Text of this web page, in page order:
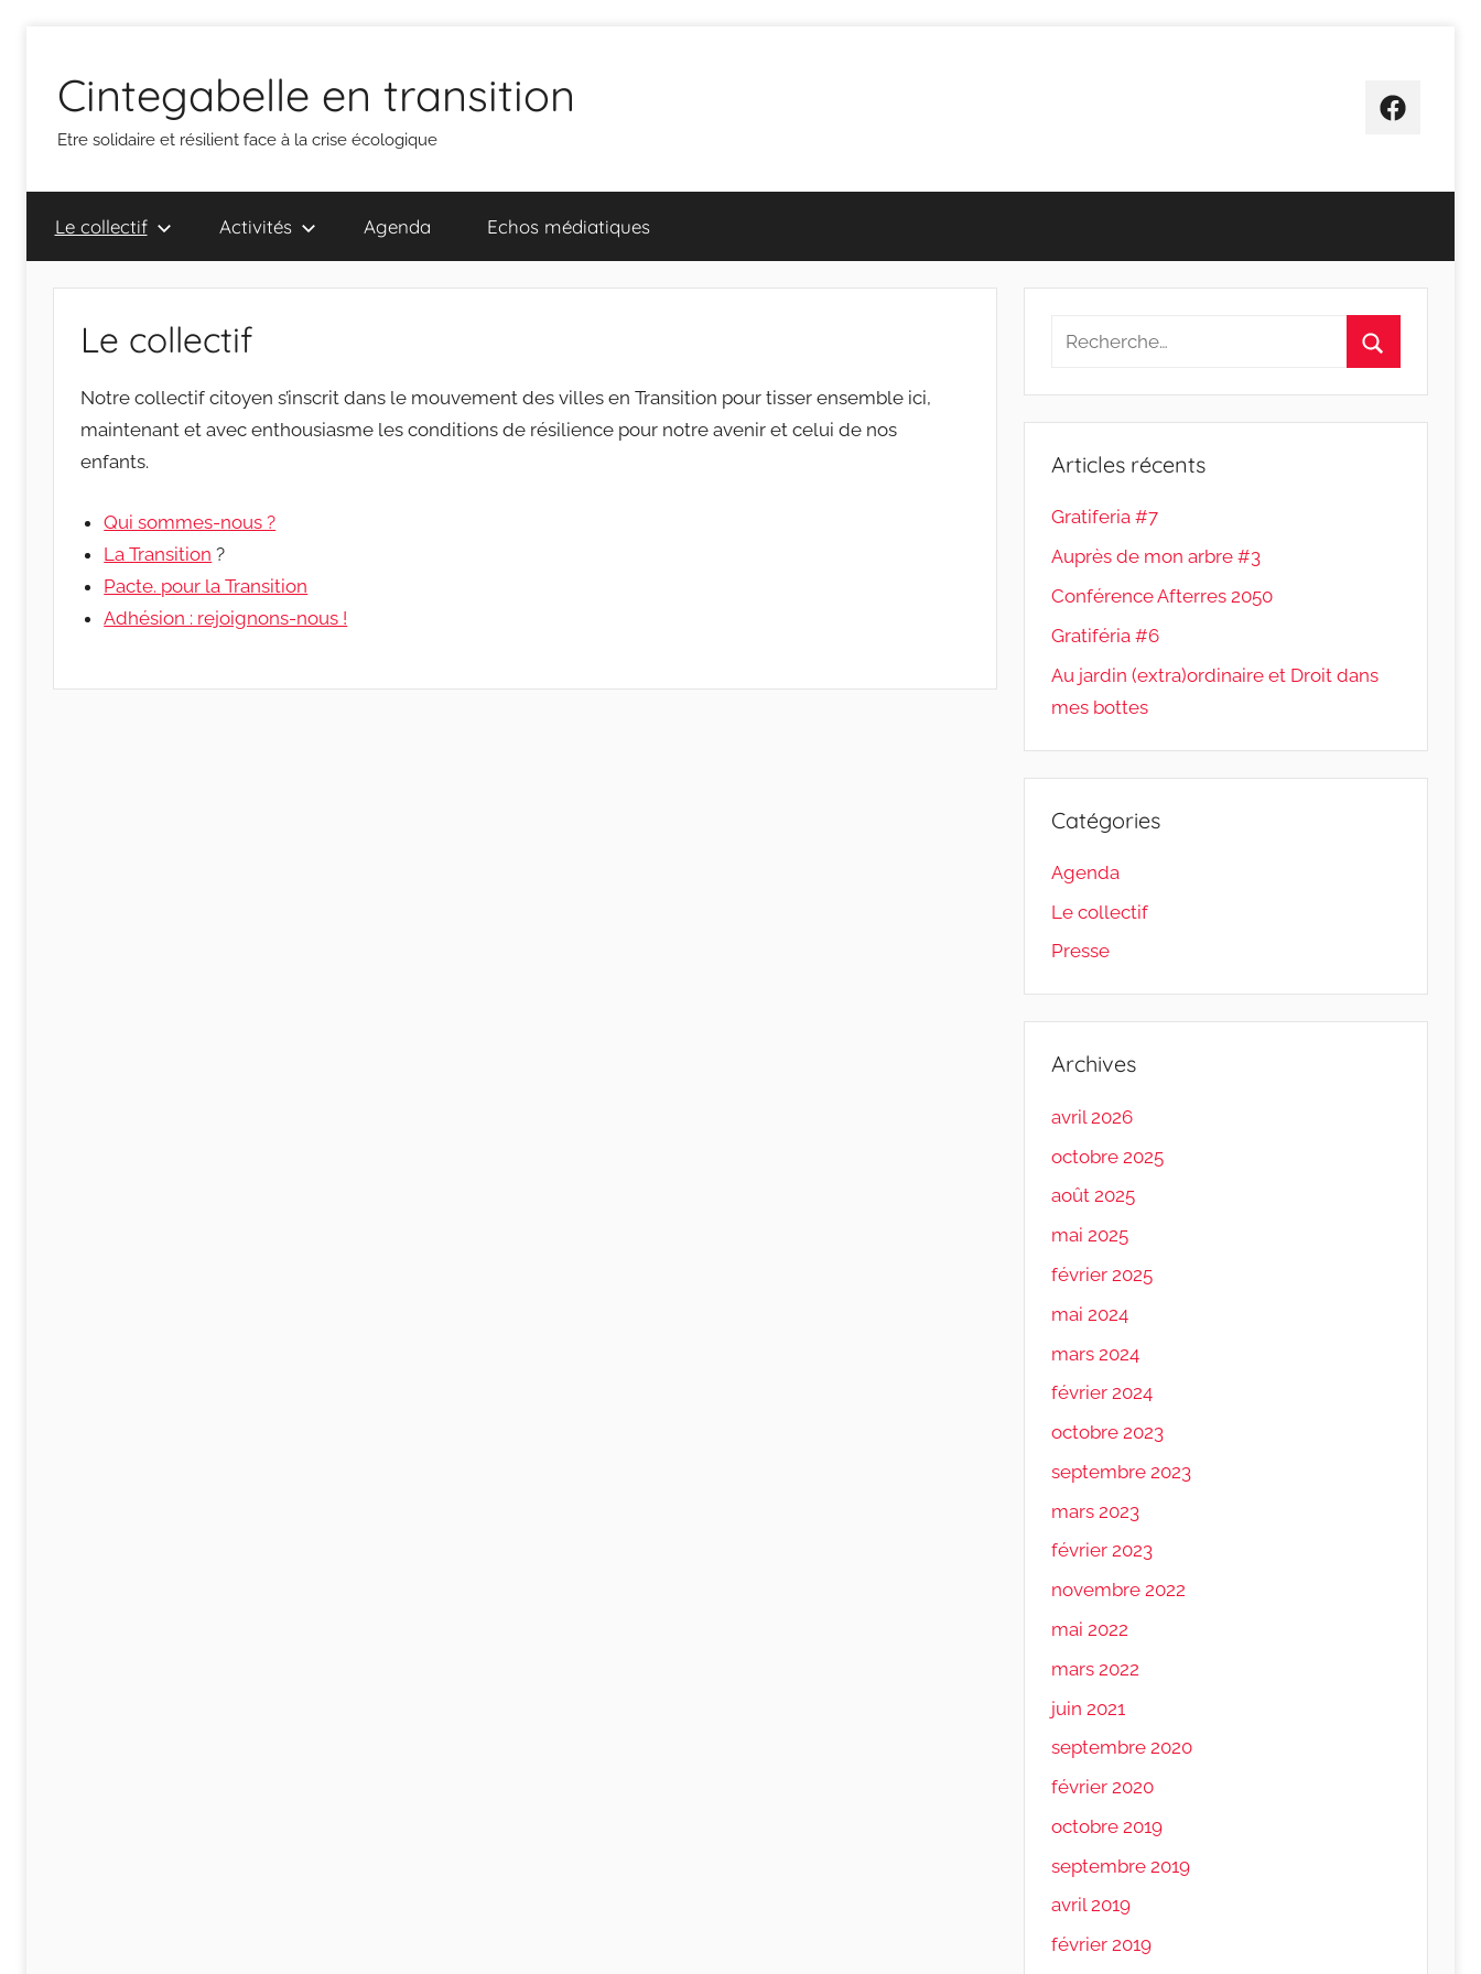
contenu
Cintegabelle en transition
Etre solidaire et résilient face à la crise écologique
Facebook
Le collectif Activités Agenda Echos médiatiques
Le collectif
Notre collectif citoyen s’inscrit dans le mouvement des villes en Transition pour tisser ensemble ici,
maintenant et avec enthousiasme les conditions de résilience pour notre avenir et celui de nos
enfants.
Qui sommes-nous ?
La Transition ?
Pacte. pour la Transition
Adhésion : rejoignons-nous !
Recherche
:
Articles récents
Gratiferia #7
Auprès de mon arbre #3
Conférence Afterres 2050
Gratiféria #6
Au jardin (extra)ordinaire et Droit dans
mes bottes
Catégories
Agenda
Le collectif
Presse
Archives
avril 2026
octobre 2025
août 2025
mai 2025
février 2025
mai 2024
mars 2024
février 2024
octobre 2023
septembre 2023
mars 2023
février 2023
novembre 2022
mai 2022
mars 2022
juin 2021
septembre 2020
février 2020
octobre 2019
septembre 2019
avril 2019
février 2019